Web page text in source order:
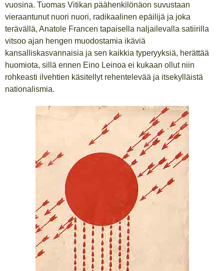
vuosina. Tuomas Vitikan päähenkilönäon suvustaan
vieraantunut nuori nuori, radikaalinen epäilijä ja joka
terävällä, Anatole Francen tapaisella naljailevalla satiirilla
vitsoo ajan hengen muodostamia ikäviä
kansalliskasvannaisia ja sen kaikkia typeryyksiä, herättää
huomiota, sillä ennen Eino Leinoa ei kukaan ollut niin
rohkeasti ilvehtien käsitellyt rehentelevää ja itsekylläistä
nationalismia.